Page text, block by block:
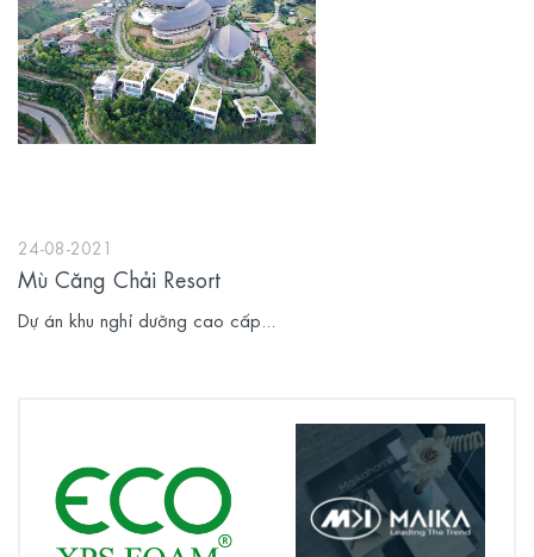
Mù Căng Chải Resort
24-08-2021
Dự án khu nghỉ dưỡng cao cấp...